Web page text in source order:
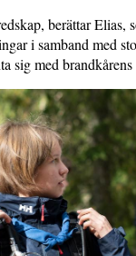
berättar Elias,
i samband med
sig med